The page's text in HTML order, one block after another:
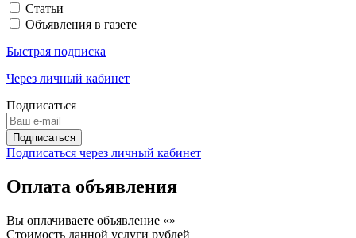
Статьи
Объявления в газете
Быстрая подписка
Через личный кабинет
Подписаться
Подписаться через личный кабинет
Оплата объявления
Вы оплачиваете объявление «»
Стоимость данной услуги рублей